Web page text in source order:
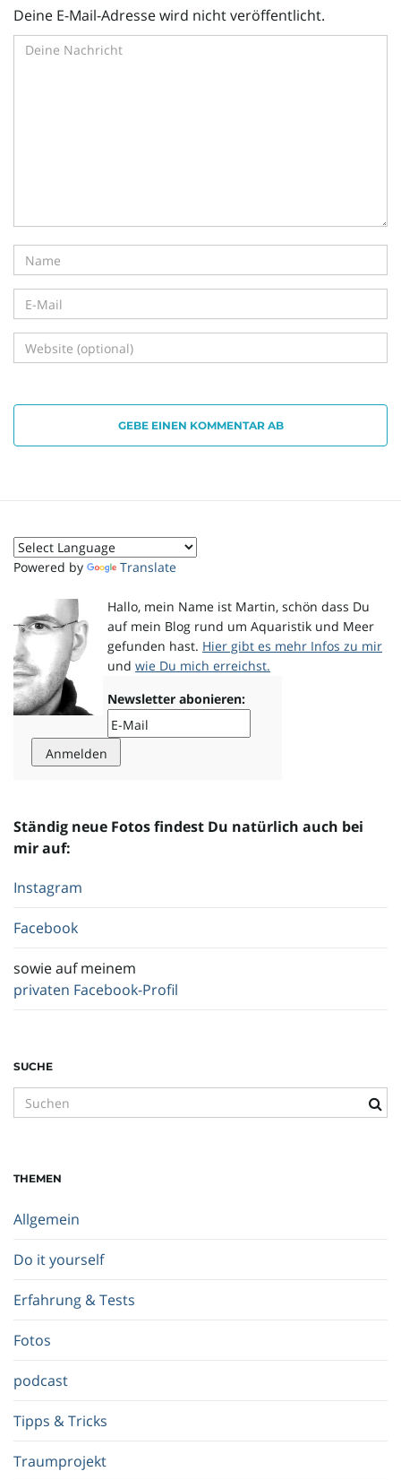
Deine E-Mail-Adresse wird nicht veröffentlicht.
GEBE EINEN KOMMENTAR AB
Powered by Translate
Hallo, mein Name ist Martin, schön dass Du
auf mein Blog rund um Aquaristik und Meer
gefunden hast. Hier gibt es mehr Infos zu mir
und wie Du mich erreichst.
Newsletter abonieren:
Ständig neue Fotos findest Du natürlich auch bei
mir auf:
Instagram
Facebook
sowie auf meinem
privaten Facebook-Profil
SUCHE
u
b
g
i
f
.
.
.
THEMEN
Allgemein
Do it yourself
Erfahrung & Tests
Fotos
podcast
Tipps & Tricks
Traumprojekt